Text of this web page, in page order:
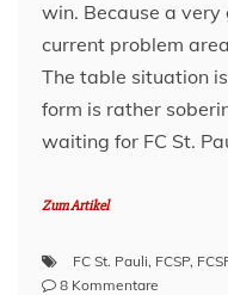
win. Because a
current problem
The table situation
form is rather
waiting for FC St.
Zum Artikel
FC St. Pauli, FCSP,
8 Kommentare